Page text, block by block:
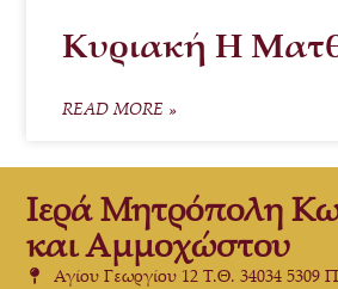
Κυριακή Η
READ MORE »
Ιερά Μητρόπολη
και Αμμοχώστου
Αγίου Γεωργίου 12 Τ.Θ. 34034 5309